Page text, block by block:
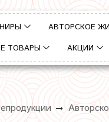
АВТОРСКОЕ
ТОВАРЫ
АКЦИИ